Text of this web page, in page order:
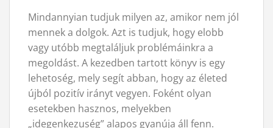
Mindannyian tudjuk milyen az, amikor nem jól
mennek a dolgok. Azt is tudjuk, hogy elobb
vagy utóbb megtaláljuk problémáinkra a
megoldást. A kezedben tartott könyv is egy
lehetoség, mely segít abban, hogy az életed
újból pozitív irányt vegyen. Foként olyan
esetekben hasznos, melyekben
„idegenkezuség” alapos gyanúja áll fenn.